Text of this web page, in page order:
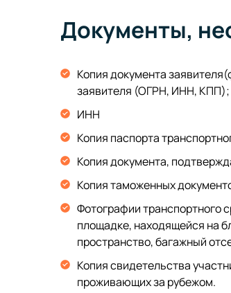
Документы,
Копия документа
заявителя (ОГРН, ИНН, КПП);
ИНН
Копия паспорта
Копия документа,
Копия таможенных
Фотографии транспортного
площадке, находящейся на
пространство, багажный
Копия свидетельства
проживающих за рубежом.